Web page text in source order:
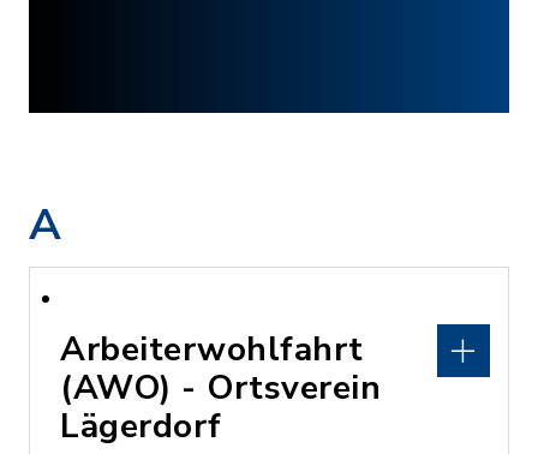
A
Arbeiterwohlfahrt
(AWO) - Ortsverein
Lägerdorf